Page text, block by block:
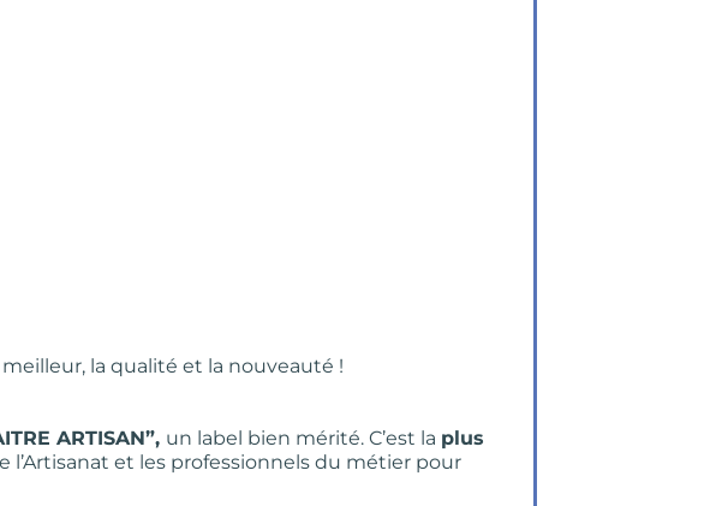
la qualité et la nouveauté !
ARTISAN”, un label bien mérité. C’est la plus
l’Artisanat et les professionnels du métier pour